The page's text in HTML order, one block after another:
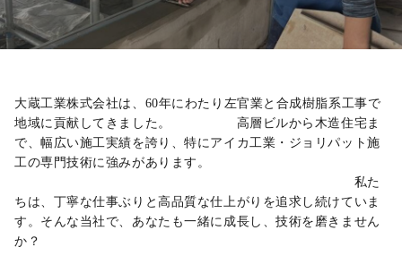
大蔵工業株式会社は、60年にわたり左官業と合成樹脂系工事で
地域に貢献してきました。　　　　　高層ビルから木造住宅ま
で、幅広い施工実績を誇り、特にアイカ工業・ジョリパット施
工の専門技術に強みがあります。
私た
ちは、丁寧な仕事ぶりと高品質な仕上がりを追求し続けていま
す。そんな当社で、あなたも一緒に成長し、技術を磨きません
か？